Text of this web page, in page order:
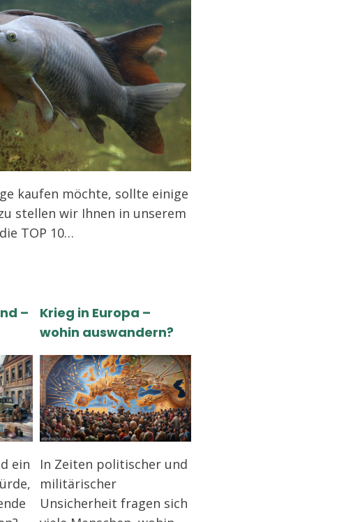
kaufen möchte, sollte einige
stellen wir Ihnen in unserem
TOP 10…
–
ein
Krieg in Europa –
wohin auswandern?
In Zeiten politischer und
militärischer
Unsicherheit fragen sich